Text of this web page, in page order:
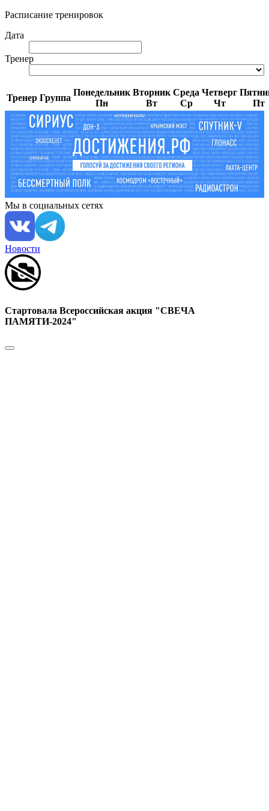
Расписание тренировок
Дата
Тренер
Тренер Группа
Понедельник
Пн
Вторник
Вт
Среда
Ср
Четверг
Чт
Пт
Мы в социальных сетях
Новости
Стартовала Всероссийская акция "СВЕЧА
ПАМЯТИ-2024"